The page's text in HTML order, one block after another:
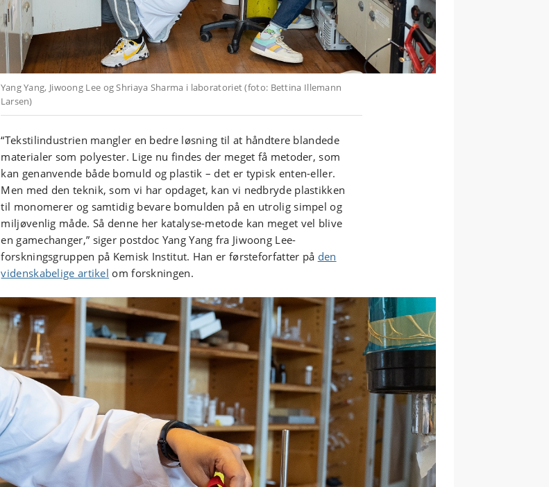
Yang Yang, Jiwoong Lee og Shriaya Sharma i laboratoriet (foto: Bettina Illemann
Larsen)
“Tekstilindustrien mangler en bedre løsning til at håndtere blandede
materialer som polyester. Lige nu findes der meget få metoder, som
kan genanvende både bomuld og plastik – det er typisk enten-eller.
Men med den teknik, som vi har opdaget, kan vi nedbryde plastikken
til monomerer og samtidig bevare bomulden på en utrolig simpel og
miljøvenlig måde. Så denne her katalyse-metode kan meget vel blive
en gamechanger,” siger postdoc Yang Yang fra Jiwoong Lee-
forskningsgruppen på Kemisk Institut. Han er førsteforfatter på den
videnskabelige artikel om forskningen.